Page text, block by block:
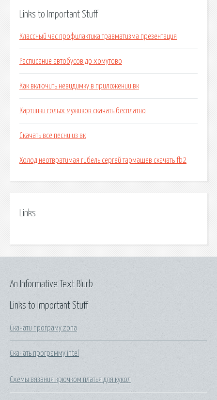
Links to Important Stuff
Классный час профилактика травматизма презентация
Расписание автобусов до хомутово
Как включить невидимку в приложении вк
Картинки голых мужиков скачать бесплатно
Скачать все песни из вк
Холод неотвратимая гибель сергей тармашев скачать fb2
Links
Links to Important Stuff
Скачати програму zona
Скачать программу intel
Схемы вязания крючком платья для кукол
An Informative Text Blurb